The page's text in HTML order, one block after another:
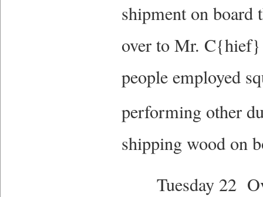
shipment on board
over to Mr.
people employed
performing other
shipping wood on
Tuesday 22